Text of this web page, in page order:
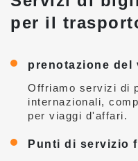
per il
prenotazione del
Offriamo servizi di
internazionali,
per viaggi d'affari.
Punti di servizio